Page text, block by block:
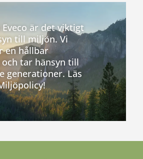
Eveco är det viktigt
till miljön. Vi
en hållbar
tar hänsyn till
generationer. Läs